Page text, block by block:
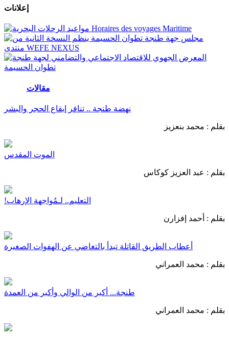
إعلانات
مقالات
نهضة طنجة .. تنافر إيقاع الحجر والبشر
بقلم : محمد بنعزيز
الموت المقدس
بقلم : عبد العزيز كوكاس
التعليم.. لـمُواجهة الإرهاب!
بقلم : أحمد إفزارن
أعطاب الطريق القاتلة تبدأ بالتغاضي عن الهفوات الصغيرة
بقلم : محمد العمراني
طنجة... أكبر من الوالي وأكبر من العمدة
بقلم : محمد العمراني